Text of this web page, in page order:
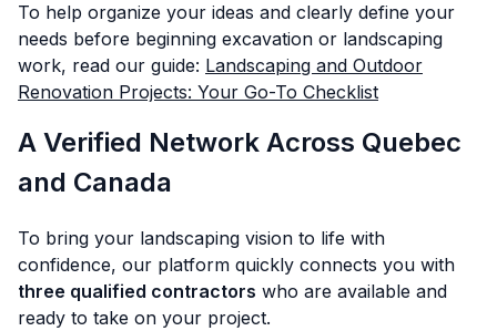
To help organize your ideas and clearly define your
needs before beginning excavation or landscaping
work, read our guide: Landscaping and Outdoor
Renovation Projects: Your Go-To Checklist
A Verified Network Across Quebec
and Canada
To bring your landscaping vision to life with
confidence, our platform quickly connects you with
three qualified contractors who are available and
ready to take on your project.